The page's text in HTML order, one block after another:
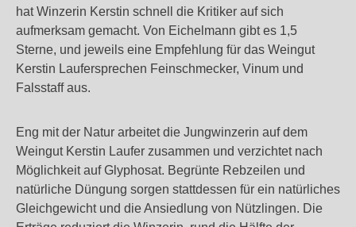
hat Winzerin Kerstin schnell die Kritiker auf sich
aufmerksam gemacht. Von Eichelmann gibt es 1,5
Sterne, und jeweils eine Empfehlung für das Weingut
Kerstin Laufersprechen Feinschmecker, Vinum und
Falsstaff aus.
Eng mit der Natur arbeitet die Jungwinzerin auf dem
Weingut Kerstin Laufer zusammen und verzichtet nach
Möglichkeit auf Glyphosat. Begrünte Rebzeilen und
natürliche Düngung sorgen stattdessen für ein natürliches
Gleichgewicht und die Ansiedlung von Nützlingen. Die